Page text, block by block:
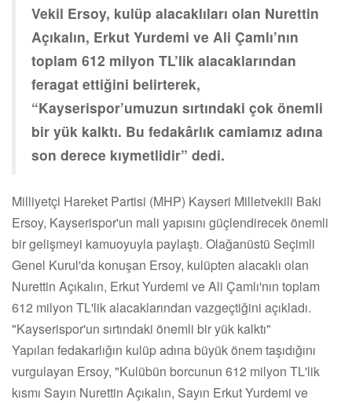
Vekil Ersoy, kulüp alacaklıları olan Nurettin
Açıkalın, Erkut Yurdemi ve Ali Çamlı’nın
toplam 612 milyon TL’lik alacaklarından
feragat ettiğini belirterek,
“Kayserispor’umuzun sırtındaki çok önemli
bir yük kalktı. Bu fedakârlık camiamız adına
son derece kıymetlidir” dedi.
Milliyetçi Hareket Partisi (MHP) Kayseri Milletvekili Baki
Ersoy, Kayserispor'un mali yapısını güçlendirecek önemli
bir gelişmeyi kamuoyuyla paylaştı. Olağanüstü Seçimli
Genel Kurul'da konuşan Ersoy, kulüpten alacaklı olan
Nurettin Açıkalın, Erkut Yurdemi ve Ali Çamlı'nın toplam
612 milyon TL'lik alacaklarından vazgeçtiğini açıkladı.
"Kayserispor'un sırtındaki önemli bir yük kalktı"
Yapılan fedakarlığın kulüp adına büyük önem taşıdığını
vurgulayan Ersoy, "Kulübün borcunun 612 milyon TL'lik
kısmı Sayın Nurettin Açıkalın, Sayın Erkut Yurdemi ve